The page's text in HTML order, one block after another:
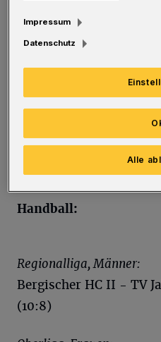
Elberfeld in die
die Mannschaft um
Olympiasieger von
Zuschauer erwartet.
nach zwei Spielen
dann über 60
Handball:
Regionalliga, Männer:
Bergischer HC II - TV
(10:8)
Impressum
Datenschutz
Alle